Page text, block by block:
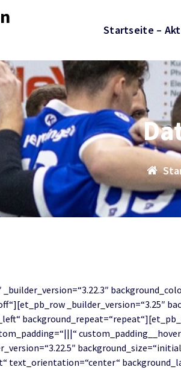
Startseite –
_builder_version=“3.25″
text_orientation=“center“